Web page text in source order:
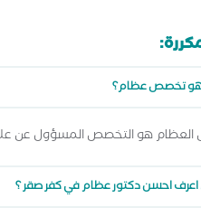
هو تخصص عظام؟
هو التخصص المسؤول عن
اعرف احسن دكتور عظام في كفر صقر ؟